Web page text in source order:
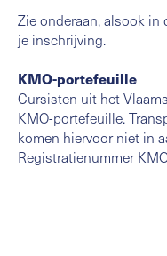
Zie onderaan, alsook in
je inschrijving.
KMO-portefeuille
Cursisten uit het
KMO-portefeuille.
komen hiervoor niet in
Registratienummer